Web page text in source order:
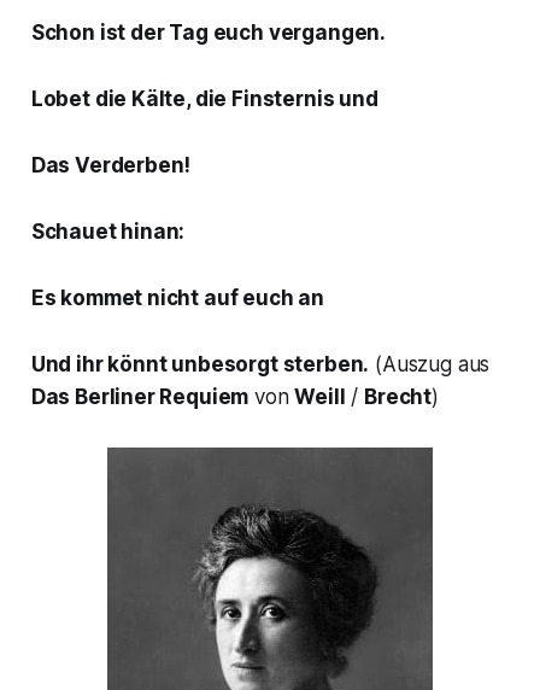
Schon ist der Tag euch vergangen.
Lobet die Kälte, die Finsternis und
Das Verderben!
Schauet hinan:
Es kommet nicht auf euch an
Und ihr könnt unbesorgt sterben. (Auszug aus
Das Berliner Requiem vonWeill / Brecht)